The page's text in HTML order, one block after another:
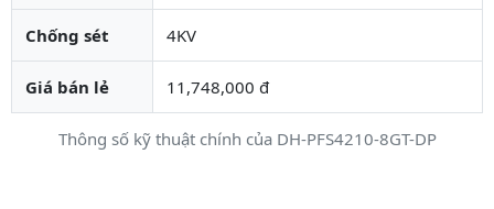
Thông số kỹ thuật chính của DH-PFS4210-8GT-DP
Chống sét 4KV
Giá bán lẻ 11,748,000 đ